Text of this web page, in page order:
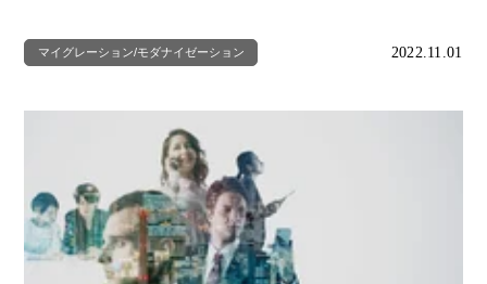
マイグレーション/モダナイゼーション 2022.11.01